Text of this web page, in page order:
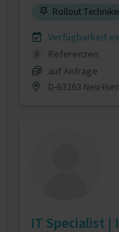
Rollout
Verfügbarkeit
0
Referenzen
auf Anfrage
D-63263 Neu-
IT Specialist |